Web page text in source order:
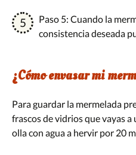
Paso 5: Cuando la
consistencia deseada
¿Cómo envasar mi
Para guardar la mermelada
frascos de vidrios que vayas
olla con agua a hervir por 20